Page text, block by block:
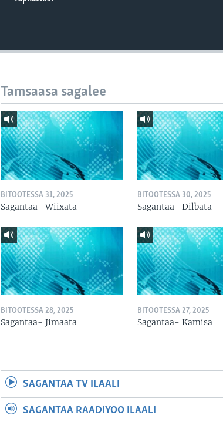
Tamsaasa sagalee
BITOOTESSA 31, 2025
Sagantaa- Wiixata
BITOOTESSA 30, 2025
Sagantaa- Dilbata
BITOOTESSA 28, 2025
Sagantaa- Jimaata
BITOOTESSA 27, 2025
Sagantaa- Kamisa
SAGANTAA TV ILAALI
SAGANTAA RAADIYOO ILAALI